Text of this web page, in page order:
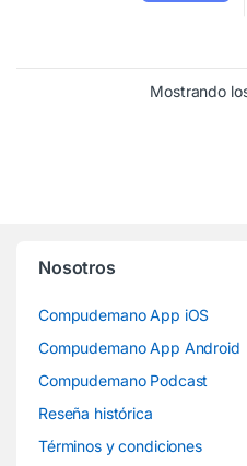
Mostrando
Nosotros
Compudemano App iOS
Compudemano App Android
Compudemano Podcast
Reseña histórica
Términos y condiciones